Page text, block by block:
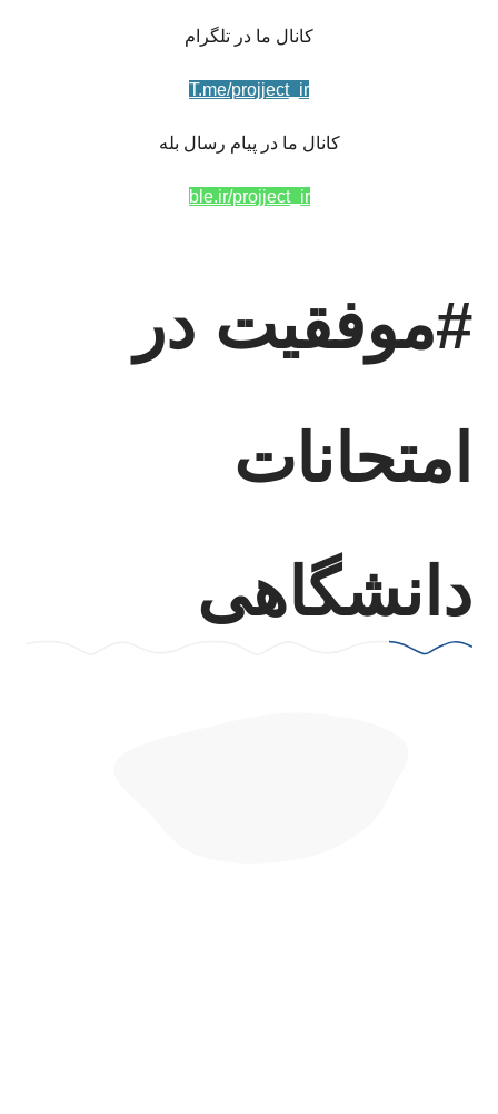
کانال ما در تلگرام
T.me/projject_ir
کانال ما در پیام رسال بله
ble.ir/projject_ir
#موفقیت در
امتحانات
دانشگاهی